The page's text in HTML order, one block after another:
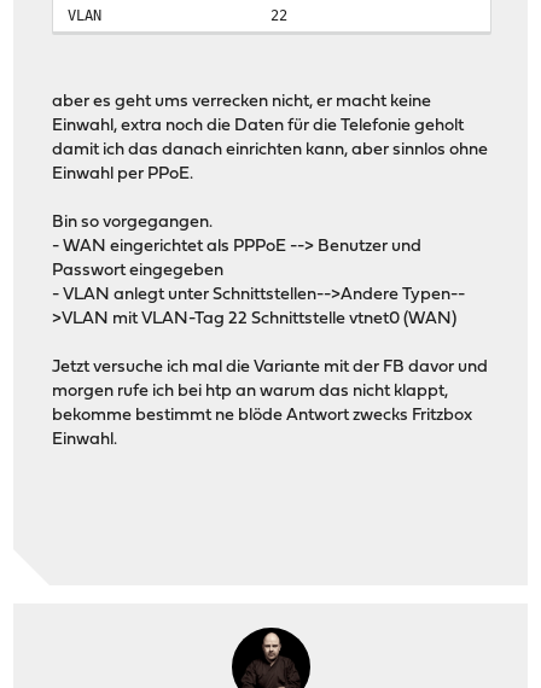
VLAN 22
aber es geht ums verrecken nicht, er macht keine
Einwahl, extra noch die Daten für die Telefonie geholt
damit ich das danach einrichten kann, aber sinnlos ohne
Einwahl per PPoE.
Bin so vorgegangen.
- WAN eingerichtet als PPPoE --> Benutzer und
Passwort eingegeben
- VLAN anlegt unter Schnittstellen-->Andere Typen--
>VLAN mit VLAN-Tag 22 Schnittstelle vtnet0 (WAN)
Jetzt versuche ich mal die Variante mit der FB davor und
morgen rufe ich bei htp an warum das nicht klappt,
bekomme bestimmt ne blöde Antwort zwecks Fritzbox
Einwahl.